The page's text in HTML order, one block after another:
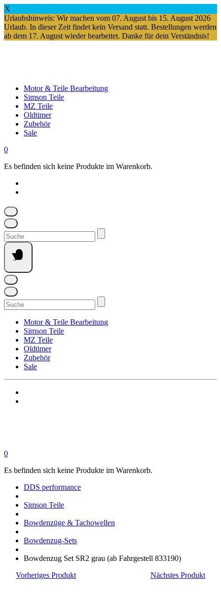
X
Urlaubshinweis: Wir machen vom 07. August bis 15. August 2026
Urlaub. In dieser Zeit findet kein Versand statt. Bestellungen werden
ab dem 17. August wieder bearbeitet. Danke für dein Verständnis!
Motor & Teile Bearbeitung
Simson Teile
MZ Teile
Oldtimer
Zubehör
Sale
0
Es befinden sich keine Produkte im Warenkorb.
Suchen
nach:
Suchen
nach:
Motor & Teile Bearbeitung
Simson Teile
MZ Teile
Oldtimer
Zubehör
Sale
0
Es befinden sich keine Produkte im Warenkorb.
DDS performance
Simson Teile
Bowdenzüge & Tachowellen
Bowdenzug-Sets
Bowdenzug Set SR2 grau (ab Fahrgestell 833190)
Vorheriges Produkt
Nächstes Produkt